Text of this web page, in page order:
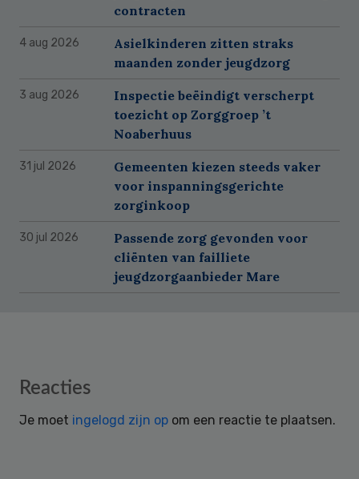
contracten
4 aug 2026
Asielkinderen zitten straks
maanden zonder jeugdzorg
3 aug 2026
Inspectie beëindigt verscherpt
toezicht op Zorggroep ’t
Noaberhuus
31 jul 2026
Gemeenten kiezen steeds vaker
voor inspanningsgerichte
zorginkoop
30 jul 2026
Passende zorg gevonden voor
cliënten van failliete
jeugdzorgaanbieder Mare
Reader
Reacties
Je moet ingelogd zijn op om een reactie te plaatsen.